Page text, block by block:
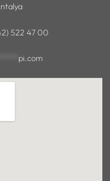
522 47 00
pi.com